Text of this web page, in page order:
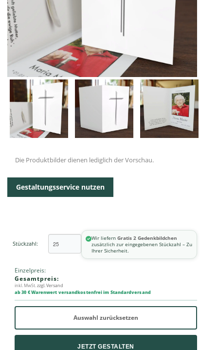
Die Produktbilder dienen lediglich der Vorschau.
Gestaltungsservice nutzen
Stückzahl:
Wir liefern Gratis 2 Gedenkbildchen
zusätzlich zur eingegebenen Stückzahl – Zu
Ihrer Sicherheit.
Einzelpreis:
Gesamtpreis:
inkl. MwSt. zzgl. Versand
ab 30 € Warenwert versandkostenfrei im Standardversand
Auswahl zurücksetzen
JETZT GESTALTEN